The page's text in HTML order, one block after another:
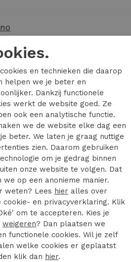
MOVAR
shade
4/5
heel netjes opgelost
artikel bezorgd
en technieken die daarop
helpen we je beter en
Dankzij functionele
werkt de website goed. Ze
ook een analytische functie.
we de website elke dag een
beter. We laten je graag nuttige
zien. Daarom gebruiken
om je gedrag binnen
onze website te volgen. Dat
we op een anonieme manier.
weten? Lees hier alles over
cookie- en privacyverklaring. Klik
om te accepteren. Kies je
weigeren? Dan plaatsen we
functionele cookies. Wil je zelf
welke cookies er geplaatst
klik dan hier.